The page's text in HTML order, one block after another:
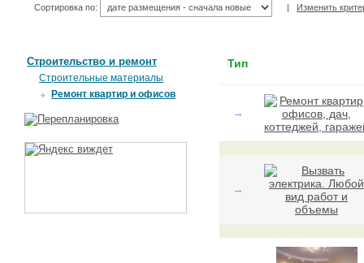
Сортировка по: | Изменить
Строительство и ремонт
Строительные материалы
Ремонт квартир и офисов
Тип
→
→